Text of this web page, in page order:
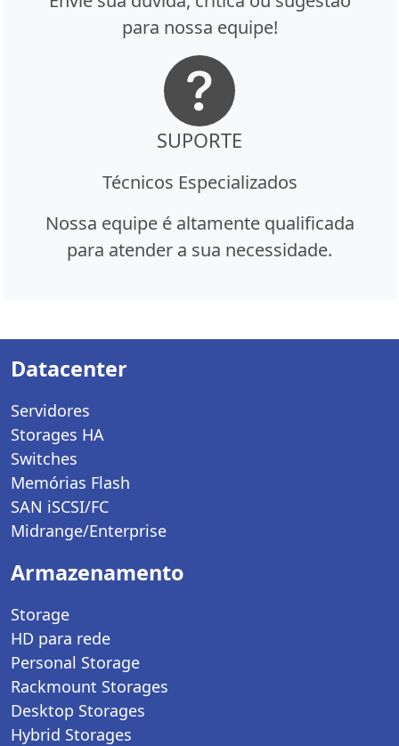
para nossa equipe!
SUPORTE
Técnicos Especializados
Nossa equipe é altamente qualificada
para atender a sua necessidade.
Datacenter
Servidores
Storages HA
Switches
Memórias Flash
SAN iSCSI/FC
Midrange/Enterprise
Armazenamento
Storage
HD para rede
Personal Storage
Rackmount Storages
Desktop Storages
Hybrid Storages